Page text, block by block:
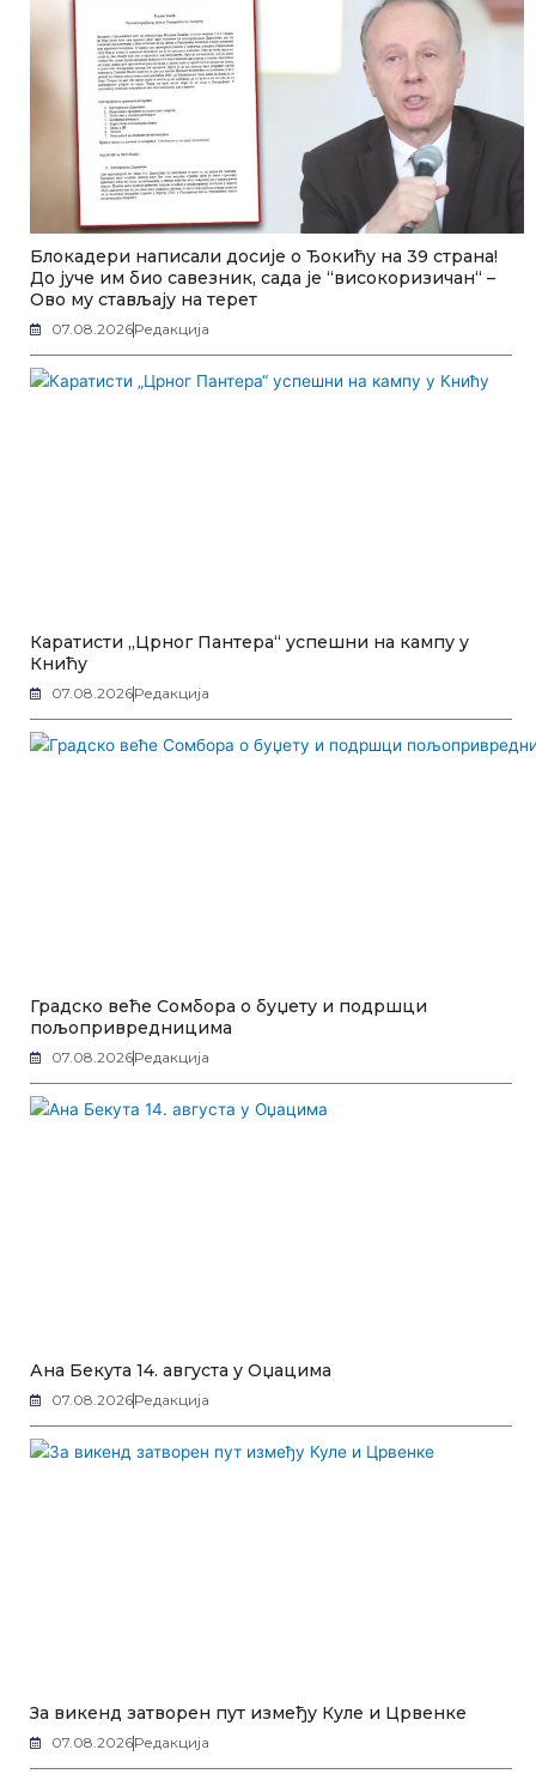
Блокадери написали досије о Ђокићу на 39 страна!
До јуче им био савезник, сада је “високоризичан“ –
Ово му стављају на терет
07.08.2026Редакција
Каратисти „Црног Пантера“ успешни на кампу у
Книћу
07.08.2026Редакција
Градско веће Сомбора о буџету и подршци
пољопривредницима
07.08.2026Редакција
Ана Бекута 14. августа у Оџацима
07.08.2026Редакција
За викенд затворен пут између Куле и Црвенке
07.08.2026Редакција